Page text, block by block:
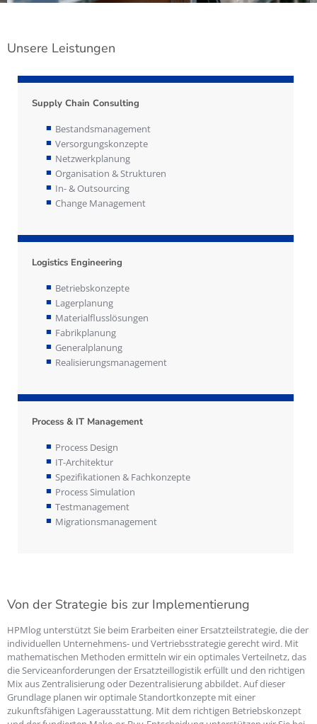
Unsere Leistungen
Supply Chain Consulting
Bestandsmanagement
Versorgungskonzepte
Netzwerkplanung
Organisation & Strukturen
In- & Outsourcing
Change Management
Logistics Engineering
Betriebskonzepte
Lagerplanung
Materialflusslösungen
Fabrikplanung
Generalplanung
Realisierungsmanagement
Process & IT Management
Process Design
IT-Architektur
Spezifikationen & Fachkonzepte
Process Simulation
Testmanagement
Migrationsmanagement
Von der Strategie bis zur Implementierung
HPMlog unterstützt Sie beim Erarbeiten einer Ersatzteilstrategie, die der
individuellen Unternehmens- und Vertriebsstrategie gerecht wird. Mit
mathematischen Methoden ermitteln wir ein optimales Verteilnetz, das
die Serviceanforderungen der Ersatzteillogistik erfüllt und den richtigen
Mix aus Zentralisierung oder Dezentralisierung abbildet. Auf dieser
Grundlage planen wir optimale Standortkonzepte mit einer
zukunftsfähigen Lagerausstattung. Mit dem richtigen Betriebskonzept